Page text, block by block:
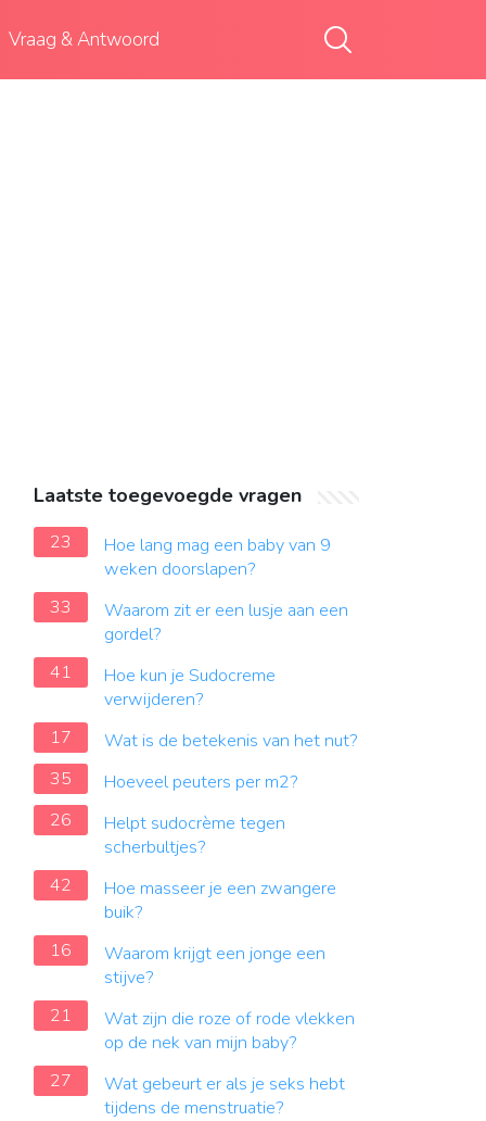
Vraag & Antwoord
Laatste toegevoegde vragen
23
Hoe lang mag een baby van 9
weken doorslapen?
33
Waarom zit er een lusje aan een
gordel?
41
Hoe kun je Sudocreme
verwijderen?
17
Wat is de betekenis van het nut?
35
Hoeveel peuters per m2?
26
Helpt sudocrème tegen
scherbultjes?
42
Hoe masseer je een zwangere
buik?
16
Waarom krijgt een jonge een
stijve?
21
Wat zijn die roze of rode vlekken
op de nek van mijn baby?
27
Wat gebeurt er als je seks hebt
tijdens de menstruatie?